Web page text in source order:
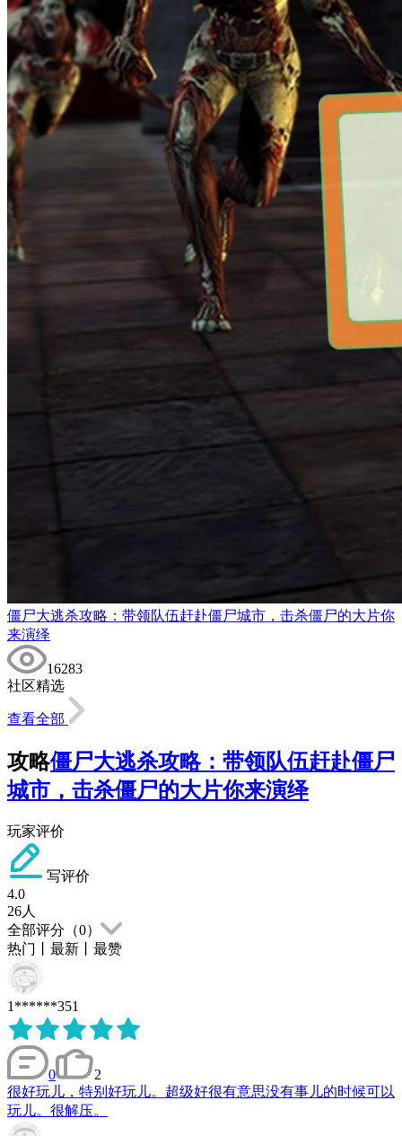
僵尸大逃杀攻略：带领队伍赶赴僵尸城市，击杀僵尸的大片你
来演绎
16283
社区精选
查看全部
攻略僵尸大逃杀攻略：带领队伍赶赴僵尸
城市，击杀僵尸的大片你来演绎
玩家评价
写评价
4.0
26人
全部评分（0）
热门
最新 最赞
1******351
0
2
很好玩儿，特别好玩儿。超级好很有意思没有事儿的时候可以
玩儿。很解压。